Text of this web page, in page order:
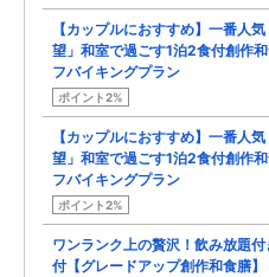
【カップルにおすすめ】一番人
望」和室で過ごす1泊2食付創作
フバイキングプラン
ポイント2%
【カップルにおすすめ】一番人
望」和室で過ごす1泊2食付創作
フバイキングプラン
ポイント2%
ワンランク上の贅沢！飲み放題
付【グレードアップ創作和食膳